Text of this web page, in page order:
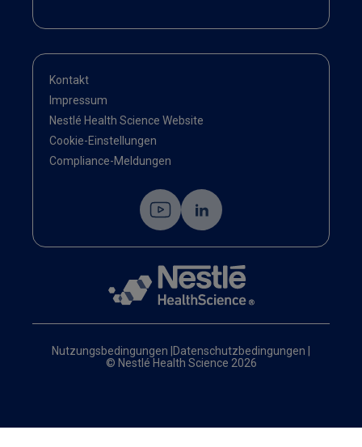
Kontakt
Impressum
Nestlé Health Science Website
Cookie-Einstellungen
Compliance-Meldungen
Nutzungsbedingungen Datenschutzbedingungen
© Nestlé Health Science 2026